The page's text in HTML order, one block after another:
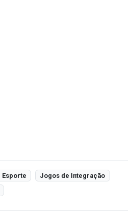
Esporte
Jogos de Integração